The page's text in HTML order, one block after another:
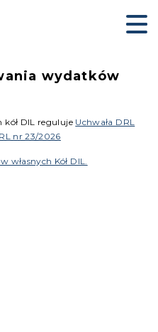
wydatków
kół DIL reguluje Uchwała DRL
nr 23/2026
własnych Kół DIL.